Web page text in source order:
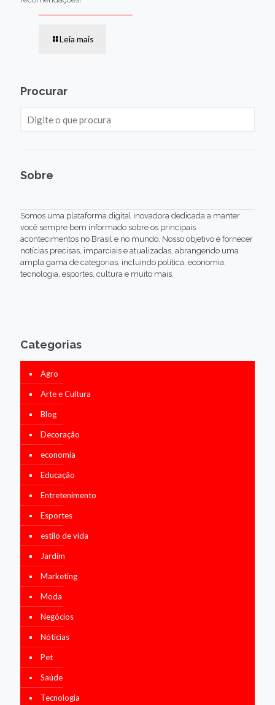
Leia mais
Procurar
Sobre
Somos uma plataforma digital inovadora dedicada a manter
você sempre bem informado sobre os principais
acontecimentos no Brasil e no mundo. Nosso objetivo é fornecer
notícias precisas, imparciais e atualizadas, abrangendo uma
ampla gama de categorias, incluindo política, economia,
tecnologia, esportes, cultura e muito mais.
Categorias
Agro
Arte e Cultura
Blog
Decoração
economia
Educação
Entretenimento
Esportes
estilo de vida
Jardim
Marketing
Moda
Negócios
Nótícias
Pet
Saúde
Tecnologia